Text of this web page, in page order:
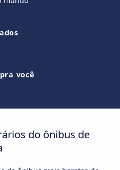
você
do ônibus de